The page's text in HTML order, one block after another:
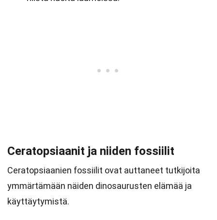
Ceratopsiaanit ja niiden fossiilit
Ceratopsiaanien fossiilit ovat auttaneet tutkijoita
ymmärtämään näiden dinosaurusten elämää ja
käyttäytymistä.